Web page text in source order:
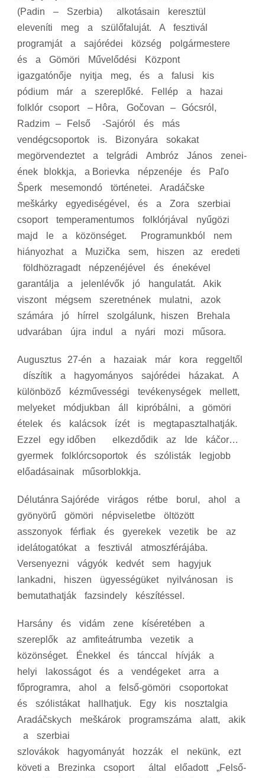
(Padin – Szerbia) alkotásain keresztül
eleveníti meg a szülőfaluját. A fesztivál
programját a sajórédei község polgármestere
és a Gömöri Művelődési Központ
igazgatónője nyitja meg, és a falusi kis
pódium már a szereplőké. Fellép a hazai
folklór csoport – Hôra, Gočovan – Gócsról,
Radzim – Felső -Sajóról és más
vendégcsoportok is. Bizonyára sokakat
megörvendeztet a telgrádi Ambróz János zenei‐
ének blokkja, a Borievka népzenéje és Paľo
Šperk mesemondó történetei. Aradáčske
meškárky egyediségével, és a Zora szerbiai
csoport temperamentumos folklórjával nyűgözi
majd le a közönséget. Programunkból nem
hiányozhat a Muzička sem, hiszen az eredeti
földhözragadt népzenéjével és énekével
garantálja a jelenlévők jó hangulatát. Akik
viszont mégsem szeretnének mulatni, azok
számára jó hírrel szolgálunk, hiszen Brehala
udvarában újra indul a nyári mozi műsora.
Augusztus 27‐én a hazaiak már kora reggeltől
díszítik a hagyományos sajórédei házakat. A
különböző kézművességi tevékenységek mellett,
melyeket módjukban áll kipróbálni, a gömöri
ételek és kalácsok ízét is megtapasztalhatják.
Ezzel egy időben elkezdődik az Ide káčor…
gyermek folklórcsoportok és szólisták legjobb
előadásainak műsorblokkja.
Délutánra Sajóréde virágos rétbe borul, ahol a
gyönyörű gömöri népviseletbe öltözött
asszonyok férfiak és gyerekek vezetik be az
idelátogatókat a fesztivál atmoszférájába.
Versenyezni vágyók kedvét sem hagyjuk
lankadni, hiszen ügyességüket nyilvánosan is
bemutathatják fazsindely készítéssel.
Harsány és vidám zene kíséretében a
szereplők az amfiteátrumba vezetik a
közönséget. Énekkel és tánccal hívják a
helyi lakosságot és a vendégeket arra a
főprogramra, ahol a felső‐gömöri csoportokat
és szólistákat hallhatjuk. Egy kis nosztalgia
Aradáčskych meškárok programszáma alatt, akik
a szerbiai
szlovákok hagyományát hozzák el nekünk, ezt
követi a Brezinka csoport által előadott „Felső‐